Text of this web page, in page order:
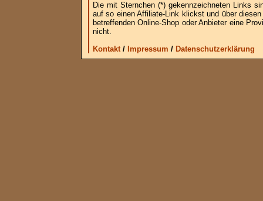
Die mit Sternchen (*) gekennzeichneten Links
auf so einen Affiliate-Link klickst und über
betreffenden Online-Shop oder Anbieter eine
nicht.
Kontakt/ Impressum / Datenschutzerklärung